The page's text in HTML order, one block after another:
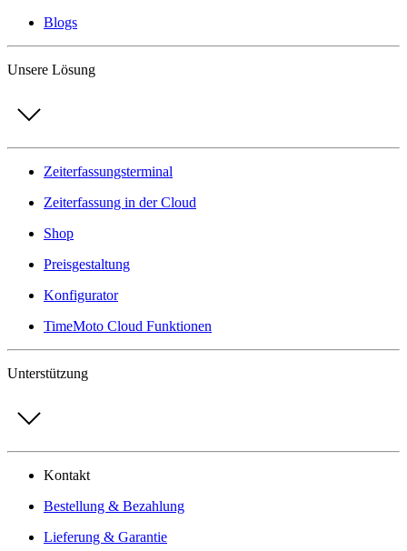
Blogs
Unsere Lösung
Zeiterfassungsterminal
Zeiterfassung in der Cloud
Shop
Preisgestaltung
Konfigurator
TimeMoto Cloud Funktionen
Unterstützung
Kontakt
Bestellung & Bezahlung
Lieferung & Garantie